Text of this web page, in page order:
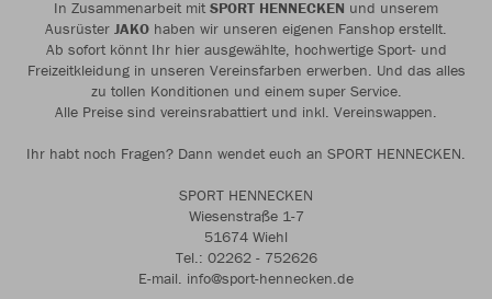
In Zusammenarbeit mit SPORT HENNECKEN und unserem
Ausrüster JAKO haben wir unseren eigenen Fanshop erstellt.
Ab sofort könnt Ihr hier ausgewählte, hochwertige Sport- und
Freizeitkleidung in unseren Vereinsfarben erwerben. Und das alles
zu tollen Konditionen und einem super Service.
Alle Preise sind vereinsrabattiert und inkl. Vereinswappen.
Ihr habt noch Fragen? Dann wendet euch an SPORT HENNECKEN.
SPORT HENNECKEN
Wiesenstraße 1-7
51674 Wiehl
Tel.: 02262 - 752626
E-mail. info@sport-hennecken.de